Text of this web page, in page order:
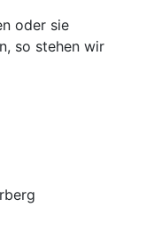
oder sie
so stehen wir